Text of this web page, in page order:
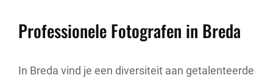
Professionele Fotografen in Breda
In Breda vind je een diversiteit aan getalenteerde